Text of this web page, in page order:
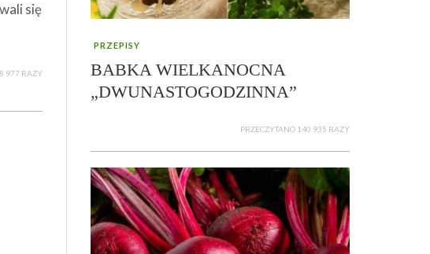
się
977 RAZY
PRZEPISY
BABKA WIELKANOCNA
„DWUNASTOGODZINNA”
PRZECZYTANO 140 935 RAZY